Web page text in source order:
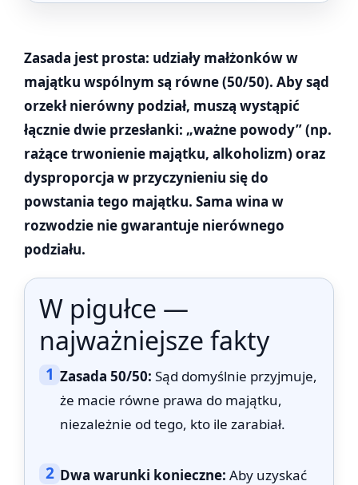
Zasada jest prosta: udziały małżonków w
majątku wspólnym są równe (50/50). Aby sąd
orzekł nierówny podział, muszą wystąpić
łącznie dwie przesłanki: „ważne powody” (np.
rażące trwonienie majątku, alkoholizm) oraz
dysproporcja w przyczynieniu się do
powstania tego majątku. Sama wina w
rozwodzie nie gwarantuje nierównego
podziału.
W pigułce —
najważniejsze fakty
1 Zasada 50/50: Sąd domyślnie przyjmuje,
że macie równe prawa do majątku,
niezależnie od tego, kto ile zarabiał.
2 Dwa warunki konieczne: Aby uzyskać